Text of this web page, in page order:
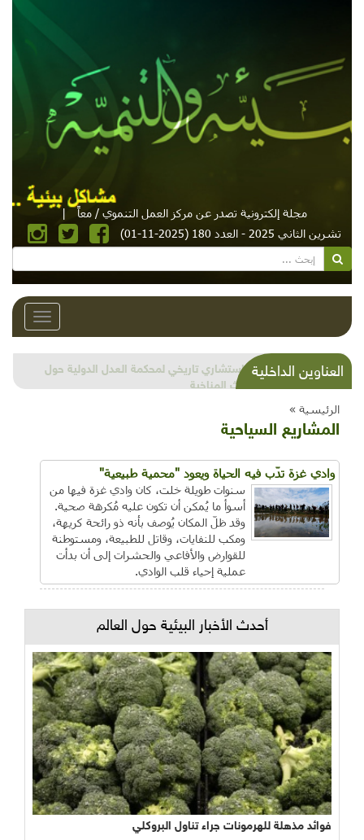
مجلة إلكترونية تصدر عن مركز العمل التنموي / معاً
|
تشرين الثاني 2025 - العدد 180 (2025-11-01)
Toggle
العناوين الداخليةشذرات بيئية وتنموية...بنية تحتية وحلويات قبيحة
وحاكورة ونوبل وزيتون و"سيباط"
الرئيسية »
المشاريع السياحية
وادي غزة تدّب فيه الحياة ويعود "محمية طبيعية"
سنوات طويلة خلت، كان وادي غزة فيها من
أسوأ ما يُمكن أن تكون عليه مُكرهة صحية.
وقد ظلّ المكان يُوصف بأنه ذو رائحة كريهة،
ومكب للنفايات، وقاتل للطبيعة، ومستوطنة
للقوارض والأفاعي والحشرات إلى أن بدأت
عملية إحياء قلب الوادي.
أحدث الأخبار البيئية حول العالم
فوائد مذهلة للهرمونات جراء تناول البروكلي